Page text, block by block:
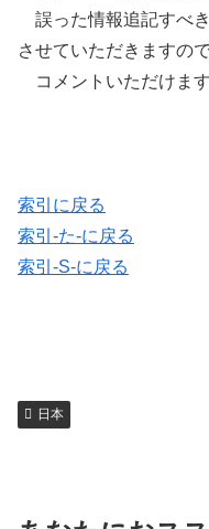
誤った情報追記すべ
させていただきますの
コメントいただけます
索引に戻る
索引-た-に戻る
索引-S-に戻る
日本